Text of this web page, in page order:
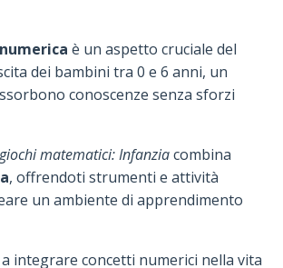
è un aspetto cruciale del
dei bambini tra 0 e 6 anni, un
conoscenze senza sforzi
matematici: Infanziacombina
, offrendoti strumenti e attività
un ambiente di apprendimento
integrare concetti numerici nella vita